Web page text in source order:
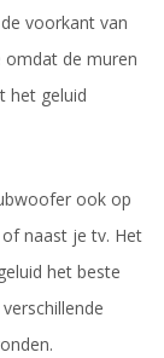
voorkant van
omdat de muren
het geluid
ook op
naast je tv. Het
het beste